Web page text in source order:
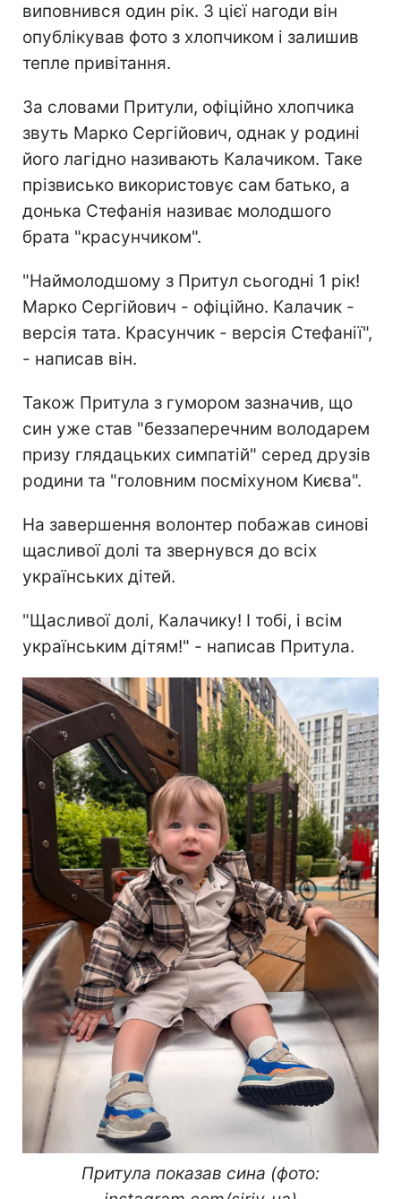
виповнився один рік. З цієї нагоди він
опублікував фото з хлопчиком і залишив
тепле привітання.
За словами Притули, офіційно хлопчика
звуть Марко Сергійович, однак у родині
його лагідно називають Калачиком. Таке
прізвисько використовує сам батько, а
донька Стефанія називає молодшого
брата "красунчиком".
"Наймолодшому з Притул сьогодні 1 рік!
Марко Сергійович - офіційно. Калачик -
версія тата. Красунчик - версія Стефанії",
- написав він.
Також Притула з гумором зазначив, що
син уже став "беззаперечним володарем
призу глядацьких симпатій" серед друзів
родини та "головним посміхуном Києва".
На завершення волонтер побажав синові
щасливої долі та звернувся до всіх
українських дітей.
"Щасливої долі, Калачику! І тобі, і всім
українським дітям!" - написав Притула.
Притула показав сина (фото: